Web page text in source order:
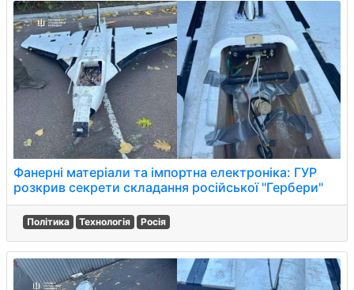
Фанерні матеріали та імпортна електроніка: ГУР
розкрив секрети складання російської "Гербери"
Політика Технологія Росія